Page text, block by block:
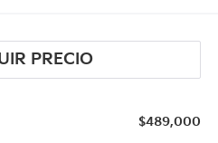
$489,000